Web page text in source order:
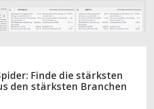
Finde die stärksten
den stärksten Branchen